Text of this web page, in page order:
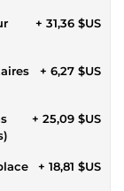
+ 31,36 $US
+ 6,27 $US
+ 25,09 $US
+ 18,81 $US